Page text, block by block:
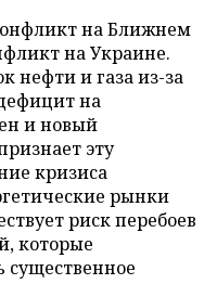
на Ближнем
на Украине.
нефти и газа из-за
на
и новый
эту
кризиса
рынки
риск перебоев
которые
существенное